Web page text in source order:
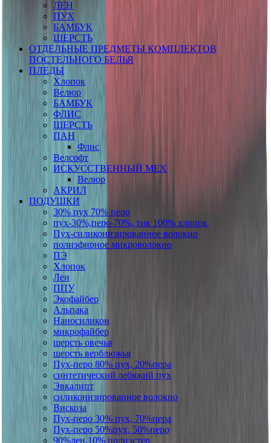
ЛЕН
ПУХ
БАМБУК
ШЕРСТЬ
ОТДЕЛЬНЫЕ ПРЕДМЕТЫ КОМПЛЕКТОВ
ПОСТЕЛЬНОГО БЕЛЬЯ
ПЛЕДЫ
Хлопок
Велюр
БАМБУК
ФЛИС
ШЕРСТЬ
ПАН
Флис
Велсофт
ИСКУССТВЕННЫЙ МЕХ
Велюр
АКРИЛ
ПОДУШКИ
30% пух 70% перо
пух-30%,перо-70%, тик 100% хлопок
Пух-силиконизированное волокно
полиэфирное микроволокно
ПЭ
Хлопок
Лен
ППУ
Экофайбер
Альпака
Наносиликон
микрофайбер
шерсть овечья
шерсть верблюжья
Пух-перо 80% пух, 20%пера
синтетический лебяжий пух
Эвкалипт
силиконизированное волокно
Вискоза
Пух-перо 30% пух, 70%пера
Пух-перо 50%пух, 50%перо
90%лен,10% полиэстер